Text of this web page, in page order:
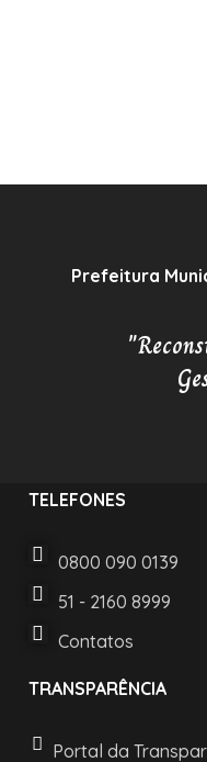
Prefeitura
TELEFONES
0800 090 0139
51 - 2160 8999
Contatos
TRANSPARÊNCIA
Portal da